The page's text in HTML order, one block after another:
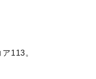
113。